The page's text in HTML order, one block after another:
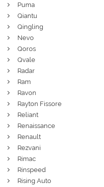
Puma
Qiantu
Qingling
Nevo
Qoros
Qvale
Radar
Ram
Ravon
Rayton Fissore
Reliant
Renaissance
Renault
Rezvani
Rimac
Rinspeed
Rising Auto